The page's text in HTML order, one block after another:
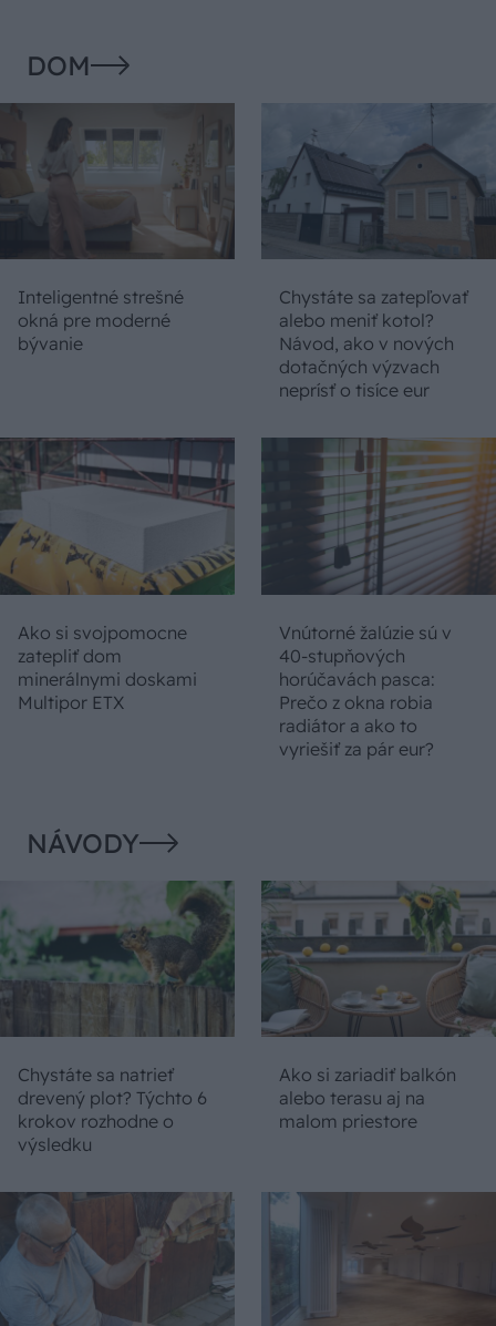
DOM
Inteligentné strešné
okná pre moderné
bývanie
Chystáte sa zatepľovať
alebo meniť kotol?
Návod, ako v nových
dotačných výzvach
neprísť o tisíce eur
Ako si svojpomocne
zatepliť dom
minerálnymi doskami
Multipor ETX
Vnútorné žalúzie sú v
40-stupňových
horúčavách pasca:
Prečo z okna robia
radiátor a ako to
vyriešiť za pár eur?
NÁVODY
Chystáte sa natrieť
drevený plot? Týchto 6
krokov rozhodne o
výsledku
Ako si zariadiť balkón
alebo terasu aj na
malom priestore